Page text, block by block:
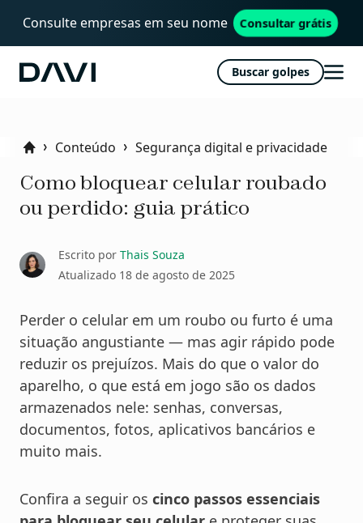
Consulte empresas em seu nome Consultar grátis
Davi Buscar golpes
Abrir
HomeConteúdo Segurança digital e privacidade
Como bloquear celular roubado
ou perdido: guia prático
Escrito por Thais Souza
Atualizado 18 de agosto de 2025
Perder o celular em um roubo ou furto é uma
situação angustiante — mas agir rápido pode
reduzir os prejuízos. Mais do que o valor do
aparelho, o que está em jogo são os dados
armazenados nele: senhas, conversas,
documentos, fotos, aplicativos bancários e
muito mais.
Confira a seguir os cinco passos essenciais